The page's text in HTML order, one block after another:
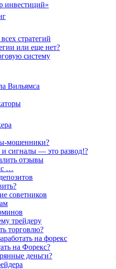
инвестиций»
стратегий
или еще нет?
систему
Вильямса
мошенники?
сигналы — это развод!?
отзывы
…
советников
трейдеру
торговлю?
на форекс
на Форекс?
деньги?